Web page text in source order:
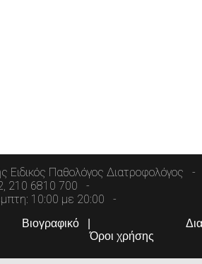
Παθολόγος Διατροφολόγος
210 6810 700
10:00 με 20:00
Βιογραφικό
Όροι χρήσης